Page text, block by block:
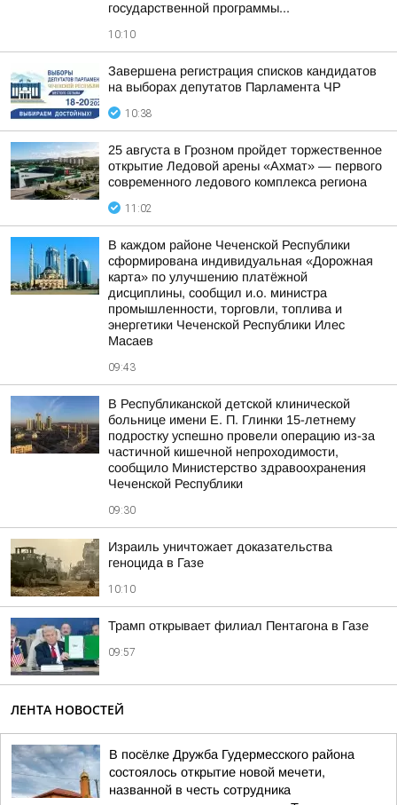
государственной программы...
10:10
Завершена регистрация списков кандидатов
на выборах депутатов Парламента ЧР
10:38
25 августа в Грозном пройдет торжественное
открытие Ледовой арены «Ахмат» — первого
современного ледового комплекса региона
11:02
В каждом районе Чеченской Республики
сформирована индивидуальная «Дорожная
карта» по улучшению платёжной
дисциплины, сообщил и.о. министра
промышленности, торговли, топлива и
энергетики Чеченской Республики Илес
Масаев
09:43
В Республиканской детской клинической
больнице имени Е. П. Глинки 15-летнему
подростку успешно провели операцию из-за
частичной кишечной непроходимости,
сообщило Министерство здравоохранения
Чеченской Республики
09:30
Израиль уничтожает доказательства
геноцида в Газе
10:10
Трамп открывает филиал Пентагона в Газе
09:57
ЛЕНТА НОВОСТЕЙ
В посёлке Дружба Гудермесского района
состоялось открытие новой мечети,
названной в честь сотрудника